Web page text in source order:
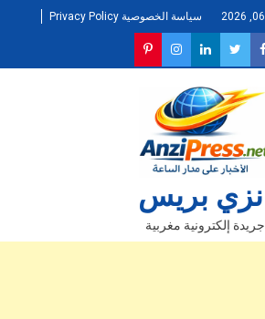
سياسة الخصوصية Privacy Policy
انزي بريس
جريدة إلكترونية مغربية